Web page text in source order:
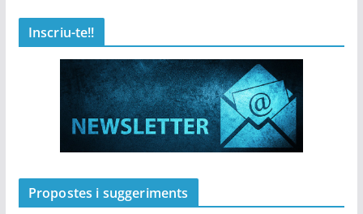
Inscriu-te!!
Propostes i suggeriments